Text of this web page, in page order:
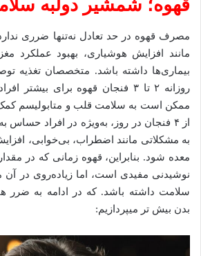
قهوه؛ شمشیر دولبه
مصرف قهوه در حد تعادل نه‌تنها ضرری
مانند افزایش هوشیاری، بهبود عملکرد
بیماری‌ها داشته باشد. متخصصان تغذیه
روزانه ۲ تا ۳ فنجان قهوه برای
ممکن است به سلامت قلب و متابولیسم
از ۴ فنجان در روز، به‌ویژه در افراد حساس
به مشکلاتی مانند اضطراب، بی‌خوابی،
معده شود. بنابراین، قهوه زمانی که در
نوشیدنی مفیدی است، اما زیاده‌روی در آن
سلامت داشته باشد. که در ادامه به ضرر
بدن بیش تر میپردازیم: